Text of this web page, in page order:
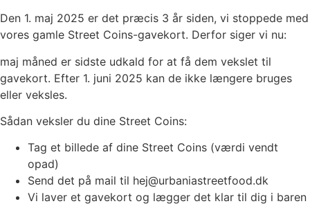
Den 1. maj 2025 er det præcis 3 år siden, vi stoppede med
vores gamle Street Coins-gavekort. Derfor siger vi nu:
maj måned er sidste udkald for at få dem vekslet til
gavekort. Efter 1. juni 2025 kan de ikke længere bruges
eller veksles.
Sådan veksler du dine Street Coins:
Tag et billede af dine Street Coins (værdi vendt
opad)
Send det på mail til hej@urbaniastreetfood.dk
Vi laver et gavekort og lægger det klar til dig i baren